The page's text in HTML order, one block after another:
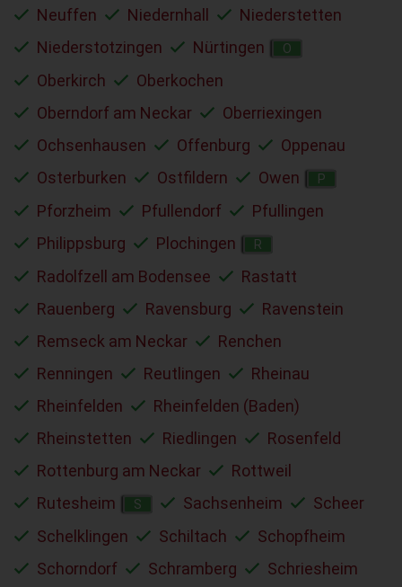
Neuffen
Niedernhall
Niederstetten
Niederstotzingen
Nürtingen O
Oberkirch
Oberkochen
Oberndorf am Neckar
Oberriexingen
Ochsenhausen
Offenburg
Oppenau
Osterburken
Ostfildern Owen P
Pforzheim Pfullendorf
Pfullingen
Philippsburg
Plochingen R
Radolfzell am Bodensee
Rastatt
Rauenberg
Ravensburg
Ravenstein
Remseck am Neckar
Renchen
Renningen
Reutlingen
Rheinau
Rheinfelden
Rheinfelden (Baden)
Rheinstetten
Riedlingen
Rosenfeld
Rottenburg am Neckar
Rottweil
Rutesheim
S Sachsenheim
Scheer
Schelklingen
Schiltach
Schopfheim
Schorndorf
Schramberg
Schriesheim